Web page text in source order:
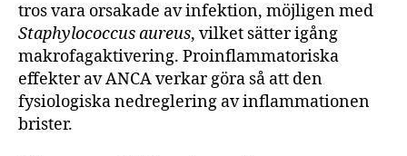
tros vara orsakade av infektion, möjligen med
Staphylococcus aureus, vilket sätter igång
makrofagaktivering. Proinflammatoriska
effekter av ANCA verkar göra så att den
fysiologiska nedreglering av inflammationen
brister.